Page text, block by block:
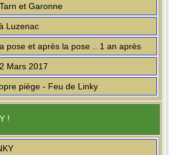
et Garonne
Luzenac
pose et après la pose .. 1 an après
Mars 2017
piège - Feu de Linky
!